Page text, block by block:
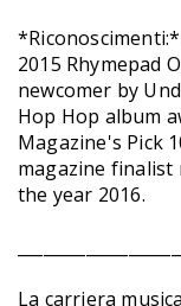
2015 Rhymepad
newcomer by
Hop Hop album
Magazine's Pick
magazine finalist
the year 2016.
La carriera